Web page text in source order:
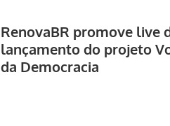
RenovaBR promove live
lançamento do projeto
da Democracia